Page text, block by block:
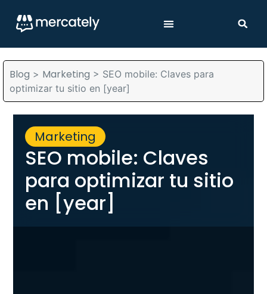
Blog > Marketing > SEO mobile: Claves para
optimizar tu sitio en [year]
Marketing
SEO mobile: Claves
para optimizar tu sitio
en [year]